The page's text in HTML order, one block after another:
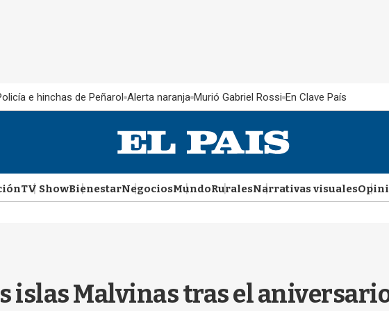
e hinchas de Peñarol Alerta naranja Murió Gabriel Rossi En Clave País
TV ShowBienestarNegociosMundoRuralesNarrativas visuales
islas Malvinas tras el